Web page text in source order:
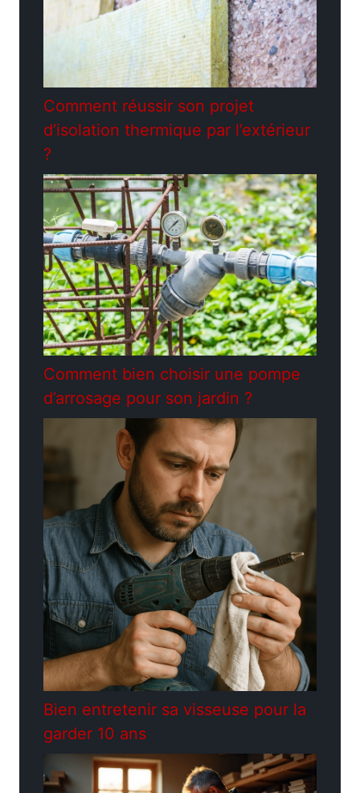
Comment réussir son projet
d’isolation thermique par l’extérieur
?
Comment bien choisir une pompe
d’arrosage pour son jardin ?
Bien entretenir sa visseuse pour la
garder 10 ans